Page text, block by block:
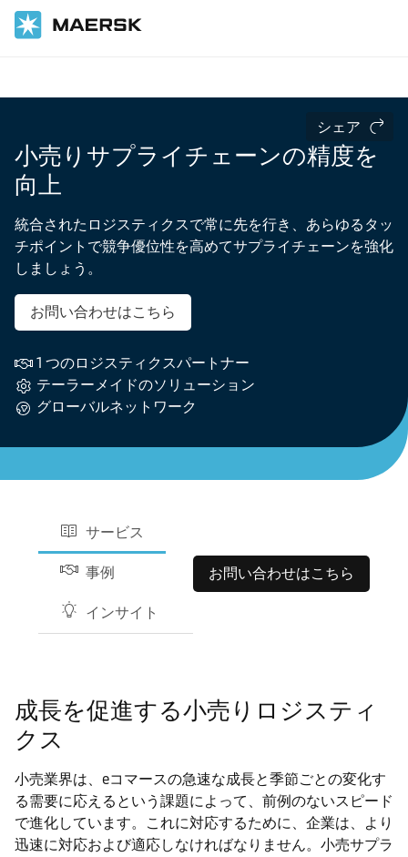
シェア
小売りサプライチェーンの精度を
向上
統合されたロジスティクスで常に先を行き、あらゆるタッ
チポイントで競争優位性を高めてサプライチェーンを強化
しましょう。
お問い合わせはこちら
1 つのロジスティクスパートナー
テーラーメイドのソリューション
グローバルネットワーク
サービス
事例
インサイト
お問い合わせはこちら
成長を促進する小売りロジスティ
クス
小売業界は、eコマースの急速な成長と季節ごとの変化す
る需要に応えるという課題によって、前例のないスピード
で進化しています。これに対応するために、企業は、より
迅速に対応および適応しなければなりません。小売サプラ